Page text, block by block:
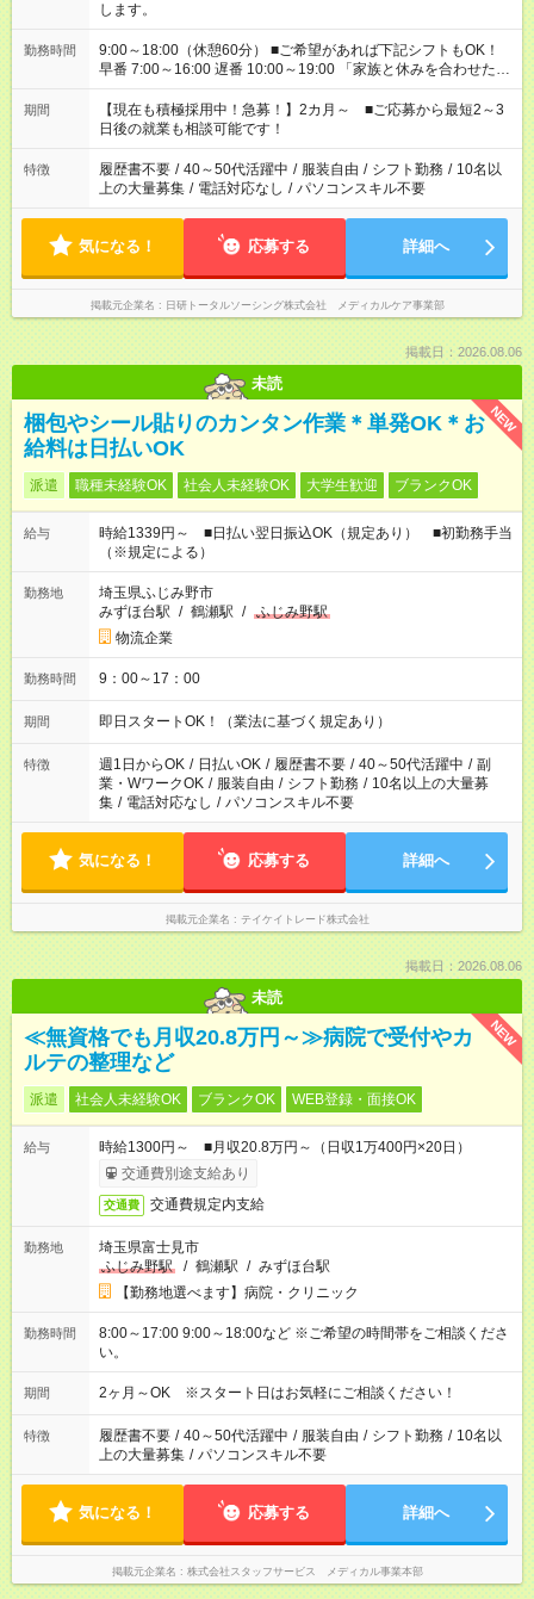
します。
勤務時間
9:00～18:00（休憩60分） ■ご希望があれば下記シフトもOK！
早番 7:00～16:00 遅番 10:00～19:00 「家族と休みを合わせた
い」 「余裕を持って夕飯の準備がしたい」 「できれば残業はし
たくない」 など、ご希望を教えてくださいね。 ※Wワーク希望
の方へ 今ご覧のお仕事で希望する勤務時間と、もう1つのお仕事
の勤務時間。 合計で週40時間を超える場合は応募できません。
期間
【現在も積極採用中！急募！】2カ月～ ■ご応募から最短2～3
日後の就業も相談可能です！
特徴 履歴書不要 / 40～50代活躍中 / 服装自由 / シフト勤務 / 10名以
上の大量募集 / 電話対応なし / パソコンスキル不要
気になる！ 応募する 詳細へ
掲載元企業名 日研トータルソーシング株式会社 メディカルケア事業部
掲載日：2026.08.06
未読
NEW
梱包やシール貼りのカンタン作業＊単発OK＊お
給料は日払いOK
派遣 職種未経験OK 社会人未経験OK 大学生歓迎 ブランクOK
給与
時給1339円～ ■日払い翌日振込OK（規定あり） ■初勤務手当
（※規定による）
勤務地
埼玉県ふじみ野市
みずほ台駅 / 鶴瀬駅 / ふじみ野駅
物流企業
勤務時間 9：00～17：00
期間 即日スタートOK！（業法に基づく規定あり）
特徴 週1日からOK / 日払いOK / 履歴書不要 / 40～50代活躍中 / 副
業・WワークOK / 服装自由 / シフト勤務 / 10名以上の大量募
集 / 電話対応なし / パソコンスキル不要
気になる！ 応募する 詳細へ
掲載元企業名 テイケイトレード株式会社
掲載日：2026.08.06
未読
NEW
≪無資格でも月収20.8万円～≫病院で受付やカ
ルテの整理など
派遣 社会人未経験OK ブランクOK WEB登録・面接OK
給与
時給1300円～ ■月収20.8万円～（日収1万400円×20日）
交通費別途支給あり
交通費 交通費規定内支給
勤務地
埼玉県富士見市
ふじみ野駅
/ 鶴瀬駅 / みずほ台駅
【勤務地選べます】病院・クリニック
勤務時間
8:00～17:00 9:00～18:00など ※ご希望の時間帯をご相談くださ
い。
期間 2ヶ月～OK ※スタート日はお気軽にご相談ください！
特徴 履歴書不要 / 40～50代活躍中 / 服装自由 / シフト勤務 / 10名以
上の大量募集 / パソコンスキル不要
気になる！ 応募する 詳細へ
掲載元企業名 株式会社スタッフサービス メディカル事業本部